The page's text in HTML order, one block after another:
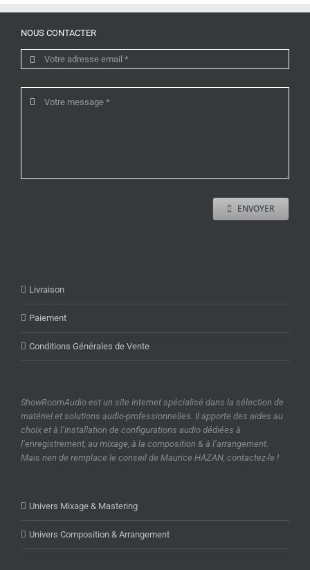
NOUS CONTACTER
ENVOYER
Livraison
Paiement
Conditions Générales de Vente
ShowRoomAudio est un site internet spécialisé dans la sélection de
matériel et solutions audio-professionnelles. Il apporte des aides au
choix et à l’installation de configurations audio dédiées à
l’enregistrement, au mixage, à la composition & à l’arrangement.
Mais rien de remplace le conseil de Maurice HAZAN, contactez-le !
Univers Mixage & Mastering
Univers Composition & Arrangement